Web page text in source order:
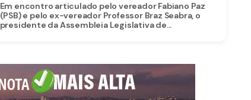
Em encontro articulado pelo vereador Fabiano Paz
(PSB) e pelo ex-vereador Professor Braz Seabra, o
presidente da Assembleia Legislativa de...